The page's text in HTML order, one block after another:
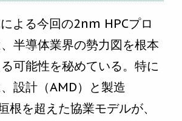
よる今回の2nm HPCプロ
半導体業界の勢力図を根本
可能性を秘めている。特に
設計（AMD）と製造
根を超えた協業モデルが、